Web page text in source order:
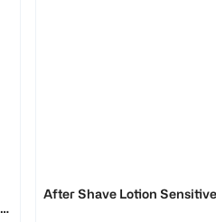
After Shave Lotion Sensitive